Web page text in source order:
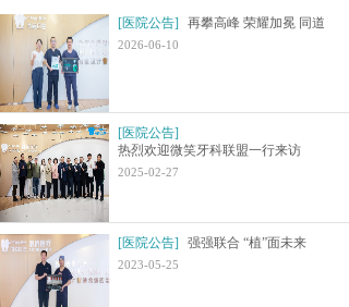
[医院公告] 再攀高峰 荣耀加冕 ​同道
2026-06-10
[医院公告]
热烈欢迎微笑牙科联盟一行来访
2025-02-27
[医院公告] ​强强联合 “植”面未来
2023-05-25